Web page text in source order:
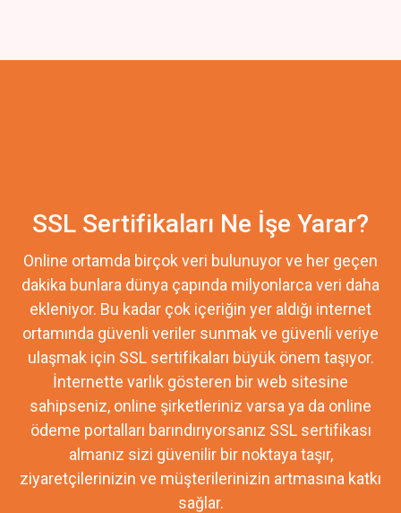
SSL Sertifikaları Ne İşe Yarar?
Online ortamda birçok veri bulunuyor ve her geçen
dakika bunlara dünya çapında milyonlarca veri daha
ekleniyor. Bu kadar çok içeriğin yer aldığı internet
ortamında güvenli veriler sunmak ve güvenli veriye
ulaşmak için SSL sertifikaları büyük önem taşıyor.
İnternette varlık gösteren bir web sitesine
sahipseniz, online şirketleriniz varsa ya da online
ödeme portalları barındırıyorsanız SSL sertifikası
almanız sizi güvenilir bir noktaya taşır,
ziyaretçilerinizin ve müşterilerinizin artmasına katkı
sağlar.